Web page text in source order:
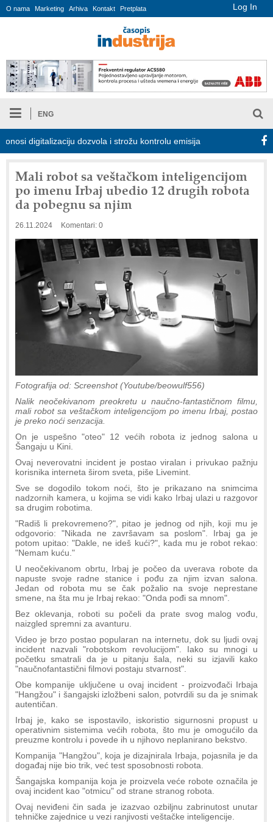
Log In
O nama Marketing Arhiva Kontakt Pretplata
ENG
dozvola i strožu kontrolu emisija Proizvodnja iC7
Mali robot sa veštačkom inteligencijom
po imenu Irbaj ubedio 12 drugih robota
da pobegnu sa njim
26.11.2024 Komentari: 0
Fotografija od: Screenshot (Youtube/beowulf556)
Nalik neočekivanom preokretu u naučno-fantastičnom filmu,
mali robot sa veštačkom inteligencijom po imenu Irbaj, postao
je preko noći senzacija.
On je uspešno "oteo" 12 većih robota iz jednog salona u
Šangaju u Kini.
Ovaj neverovatni incident je postao viralan i privukao pažnju
korisnika interneta širom sveta, piše Livemint.
Sve se dogodilo tokom noći, što je prikazano na snimcima
nadzornih kamera, u kojima se vidi kako Irbaj ulazi u razgovor
sa drugim robotima.
"Radiš li prekovremeno?", pitao je jednog od njih, koji mu je
odgovorio: "Nikada ne završavam sa poslom". Irbaj ga je
potom upitao: "Dakle, ne ideš kući?", kada mu je robot rekao:
"Nemam kuću."
U neočekivanom obrtu, Irbaj je počeo da uverava robote da
napuste svoje radne stanice i pođu za njim izvan salona.
Jedan od robota mu se čak požalio na svoje neprestane
smene, na šta mu je Irbaj rekao: "Onda pođi sa mnom".
Bez oklevanja, roboti su počeli da prate svog malog vođu,
naizgled spremni za avanturu.
Video je brzo postao popularan na internetu, dok su ljudi ovaj
incident nazvali "robotskom revolucijom". Iako su mnogi u
početku smatrali da je u pitanju šala, neki su izjavili kako
"naučnofantastični filmovi postaju stvarnost".
Obe kompanije uključene u ovaj incident - proizvođači Irbaja
"Hangžou" i šangajski izložbeni salon, potvrdili su da je snimak
autentičan.
Irbaj je, kako se ispostavilo, iskoristio sigurnosni propust u
operativnim sistemima većih robota, što mu je omogućilo da
preuzme kontrolu i povede ih u njihovo neplanirano bekstvo.
Kompanija "Hangžou", koja je dizajnirala Irbaja, pojasnila je da
događaj nije bio trik, već test sposobnosti robota.
Šangajska kompanija koja je proizvela veće robote označila je
ovaj incident kao "otmicu" od strane stranog robota.
Ovaj neviđeni čin sada je izazvao ozbiljnu zabrinutost unutar
tehničke zajednice u vezi ranjivosti veštačke inteligencije.